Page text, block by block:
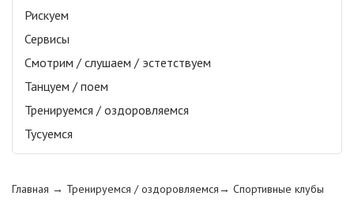
Рискуем
Сервисы
Смотрим / слушаем / эстетствуем
Танцуем / поем
Тренируемся / оздоровляемся
Тусуемся
Главная → Тренируемся / оздоровляемся→ Спортивные клубы